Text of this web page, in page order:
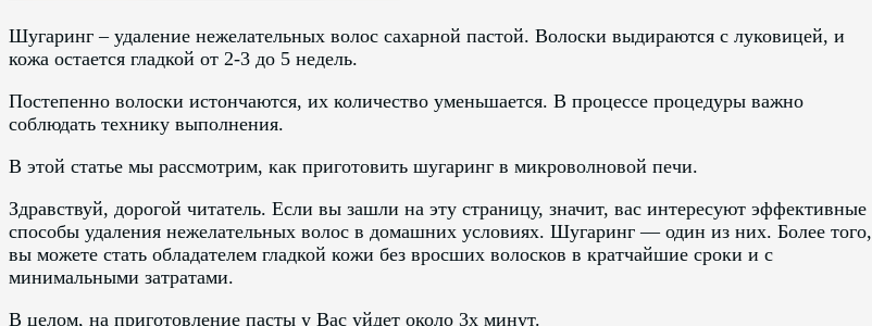
Шугаринг – удаление нежелательных волос сахарной пастой. Волоски выдираются с луковицей, и
кожа остается гладкой от 2-3 до 5 недель.
Постепенно волоски истончаются, их количество уменьшается. В процессе процедуры важно
соблюдать технику выполнения.
В этой статье мы рассмотрим, как приготовить шугаринг в микроволновой печи.
Здравствуй, дорогой читатель. Если вы зашли на эту страницу, значит, вас интересуют эффективные
способы удаления нежелательных волос в домашних условиях. Шугаринг — один из них. Более того,
вы можете стать обладателем гладкой кожи без вросших волосков в кратчайшие сроки и с
минимальными затратами.
В целом, на приготовление пасты у Вас уйдет около 3х минут.